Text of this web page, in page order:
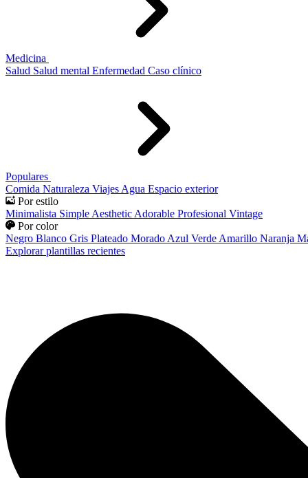
Medicina
Salud Salud mental Enfermedad Caso clínico
Populares
Comida Naturaleza Viajes Agua Espacio exterior
Por estilo
Minimalista Simple Aesthetic Adorable Profesional Vintage
Por color
Negro Blanco Gris Plateado Morado Azul Verde Amarillo Naranja
Explorar plantillas recientes